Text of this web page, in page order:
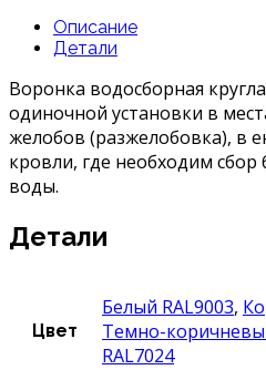
Описание
Детали
Воронка водосборная
одиночной установки в
желобов (разжелобовка), в
кровли, где необходим
воды.
Детали
Цвет
Белый RAL9003,
Темно-
RAL7024